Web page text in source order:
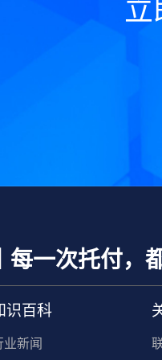
立
每一次托付，
识百科
业新闻